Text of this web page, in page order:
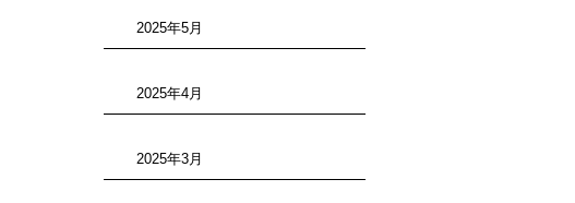
2025年5月
2025年4月
2025年3月